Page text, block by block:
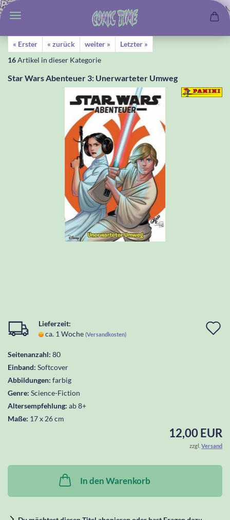
« Erster « zurück weiter »
Letzter »
16Artikel in dieser Kategorie
Star Wars Abenteuer 3: Unerwarteter Umweg
Lieferzeit:
ca. 1 Woche (Versandkosten)
Seitenanzahl: 80
Einband: Softcover
Abbildungen: farbig
Genre: Science-Fiction
Altersempfehlung: ab 8+
Maße: 17 x 26 cm
12,00 EUR
zzgl. Versand
In den Warenkorb